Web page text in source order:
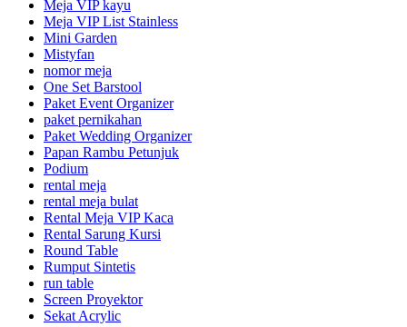
Meja VIP kayu
Meja VIP List Stainless
Mini Garden
Mistyfan
nomor meja
One Set Barstool
Paket Event Organizer
paket pernikahan
Paket Wedding Organizer
Papan Rambu Petunjuk
Podium
rental meja
rental meja bulat
Rental Meja VIP Kaca
Rental Sarung Kursi
Round Table
Rumput Sintetis
run table
Screen Proyektor
Sekat Acrylic